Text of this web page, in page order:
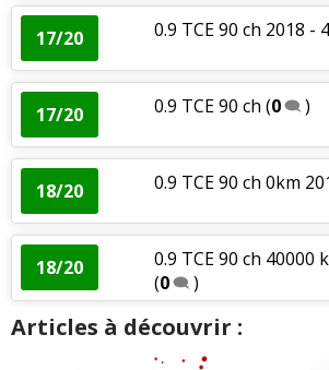
17/20 0.9 TCE 90 ch 2018 -
17/20 0.9 TCE 90 ch (0 )
18/20 0.9 TCE 90 ch 0km
18/20
0.9 TCE 90 ch 40000
(0 )
Articles à découvrir :